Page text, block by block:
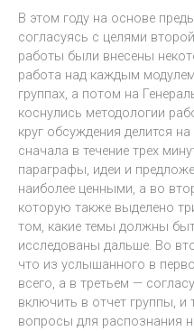
В этом году на основе
согласуясь с целями
работы были внесены
работа над каждым
группах, а потом на
коснулись методологии
круг обсуждения делится
сначала в течение трех
параграфы, идеи и
наиболее ценными, а во
которую также выделено
том, какие темы должны
исследованы дальше. Во
что из услышанного в
всего, а в третьем —
включить в отчет группы,
вопросы для распознания